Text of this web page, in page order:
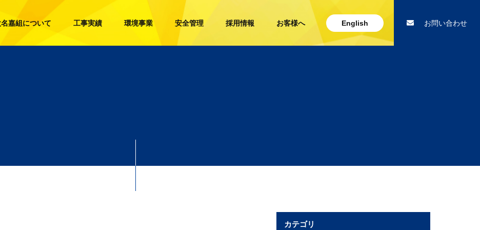
嘉組について 工事実績 環境事業 安全管理 採用情報 お客様へ English お問い合わせ
カテゴリ